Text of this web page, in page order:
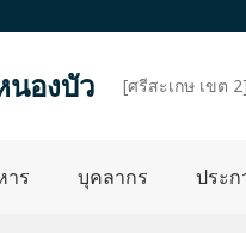
นองบัว [ศรีสะเกษ เขต 2]
าร บุคลากร ประ